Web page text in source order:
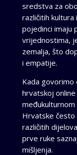
sredstva za
različitih
pojedinci imaju
vrijednostima,
zemalja, što
i empatije.
Kada govorimo
hrvatskoj
Hrvatske često
različitih
prve ruke
mišljenja.